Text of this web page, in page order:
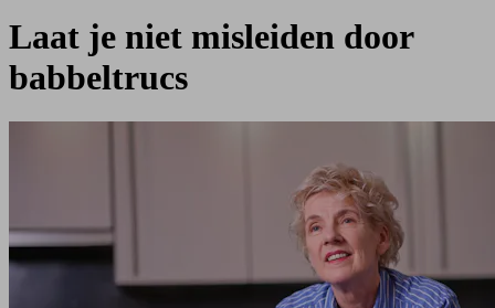
Laat je niet misleiden door
babbeltrucs